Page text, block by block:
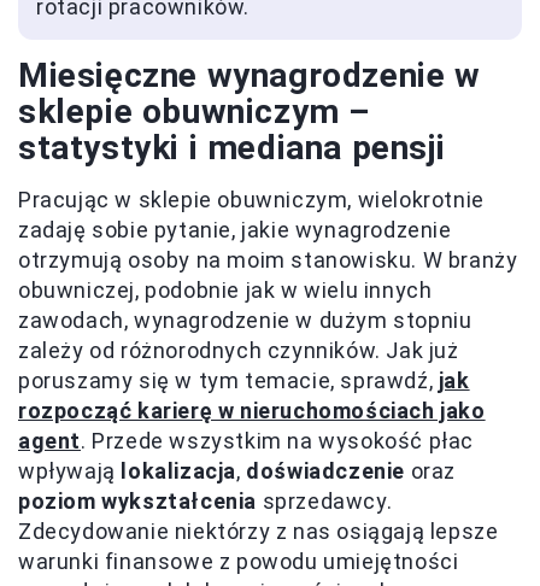
rotacji pracowników.
Miesięczne wynagrodzenie w
sklepie obuwniczym –
statystyki i mediana pensji
Pracując w sklepie obuwniczym, wielokrotnie
zadaję sobie pytanie, jakie wynagrodzenie
otrzymują osoby na moim stanowisku. W branży
obuwniczej, podobnie jak w wielu innych
zawodach, wynagrodzenie w dużym stopniu
zależy od różnorodnych czynników. Jak już
poruszamy się w tym temacie, sprawdź, jak
rozpocząć karierę w nieruchomościach jako
agent. Przede wszystkim na wysokość płac
wpływają
lokalizacja, doświadczenie oraz
poziom wykształcenia sprzedawcy.
Zdecydowanie niektórzy z nas osiągają lepsze
warunki finansowe z powodu umiejętności